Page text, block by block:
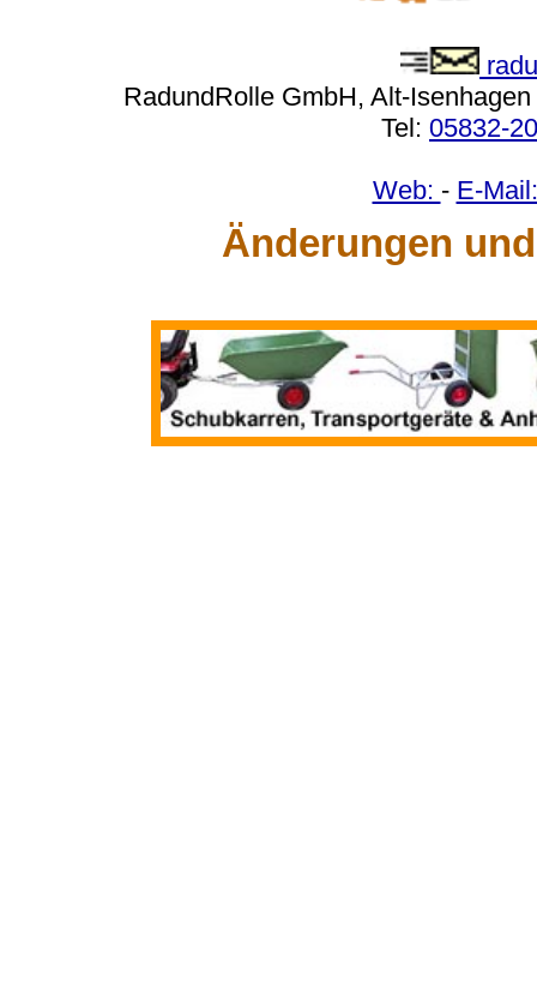
RadundRolle GmbH, Alt-
Tel: 05832-
Web: - E-
Änderungen